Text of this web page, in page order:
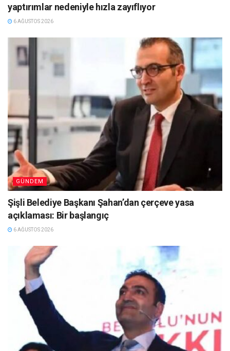
yaptırımlar nedeniyle hızla zayıflıyor
6 AĞUSTOS 2026
GÜNDEM
Şişli Belediye Başkanı Şahan’dan çerçeve yasa
açıklaması: Bir başlangıç
6 AĞUSTOS 2026